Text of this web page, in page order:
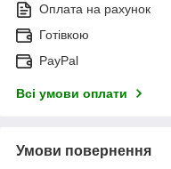
Оплата на рахунок
Готівкою
PayPal
Всі умови оплати
Умови повернення